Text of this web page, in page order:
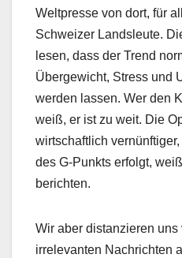
Weltpresse von dort, für
Schweizer Landsleute.
lesen, dass der Trend
Übergewicht, Stress und
werden lassen. Wer den
weiß, er ist zu weit. Die
wirtschaftlich
des G-Punkts erfolgt,
berichten.
Wir aber distanzieren
irrelevanten Nachrichten